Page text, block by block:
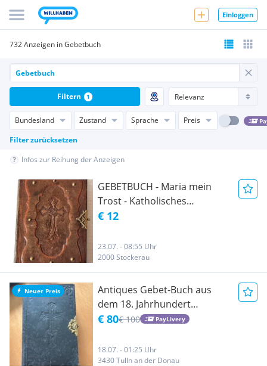
Einloggen
732 Anzeigen in Gebetbuch
Bundesland Zustand Sprache Preis
Filter zurücksetzen
Filtern 1
Infos zur Reihung der Anzeigen
GEBETBUCH - Maria mein
Trost - Katholisches
Gebetbuch
€ 12
23.07. - 08:55 Uhr
2000 Stockerau
Neuer Preis
Antiques Gebet-Buch aus
dem 18. Jahrhundert
(Barockzeit) - Gebetbuch/
€ 80€ 100 PayLivery
18.07. - 01:25 Uhr
3430 Tulln an der Donau